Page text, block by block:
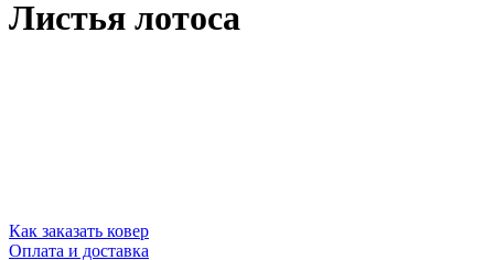
Листья лотоса
Как заказать ковер
Оплата и доставка